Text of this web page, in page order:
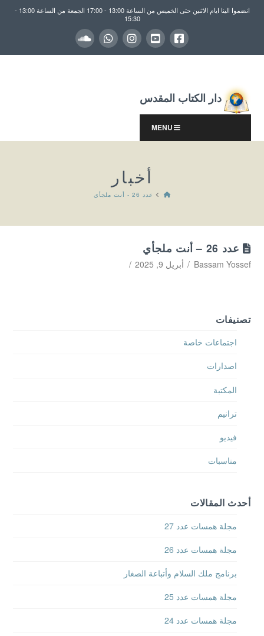
انضموا الينا ايام الاثنين حتى الخميس من الساعة 13:00 - 17:00 الجمعة من الساعة 13:00 -
15:30
دار الكتاب المقدس
MENU
أخبار
HOME
عدد 26 - أنت ملجأي
عدد 26 – أنت ملجأي
Bassam Yossef أبريل 9, 2025
تصنيفات
اجتماعات خاصة
اصدارات
المكتبة
ترانيم
فيديو
مناسبات
أحدث المقالات
مجلة همسات عدد 27
مجلة همسات عدد 26
برنامج ملك السلام وأتباعة الصغار
مجلة همسات عدد 25
مجلة همسات عدد 24